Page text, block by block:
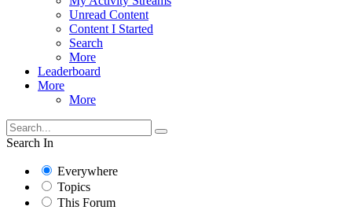
Unread Content
Content I Started
Search
More
Leaderboard
More
More
Search In
Everywhere
Topics
This Forum